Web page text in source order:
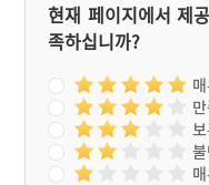
현재 페이지에서 제
족하십니까?